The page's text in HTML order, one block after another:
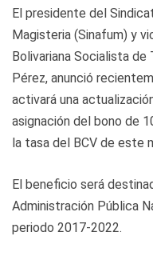
El presidente del
Magisteria (Sinafum) y
Bolivariana Socialista de
Pérez, anunció
activará una
asignación del bono de
la tasa del BCV de este
El beneficio será
Administración Pública
periodo 2017-2022.